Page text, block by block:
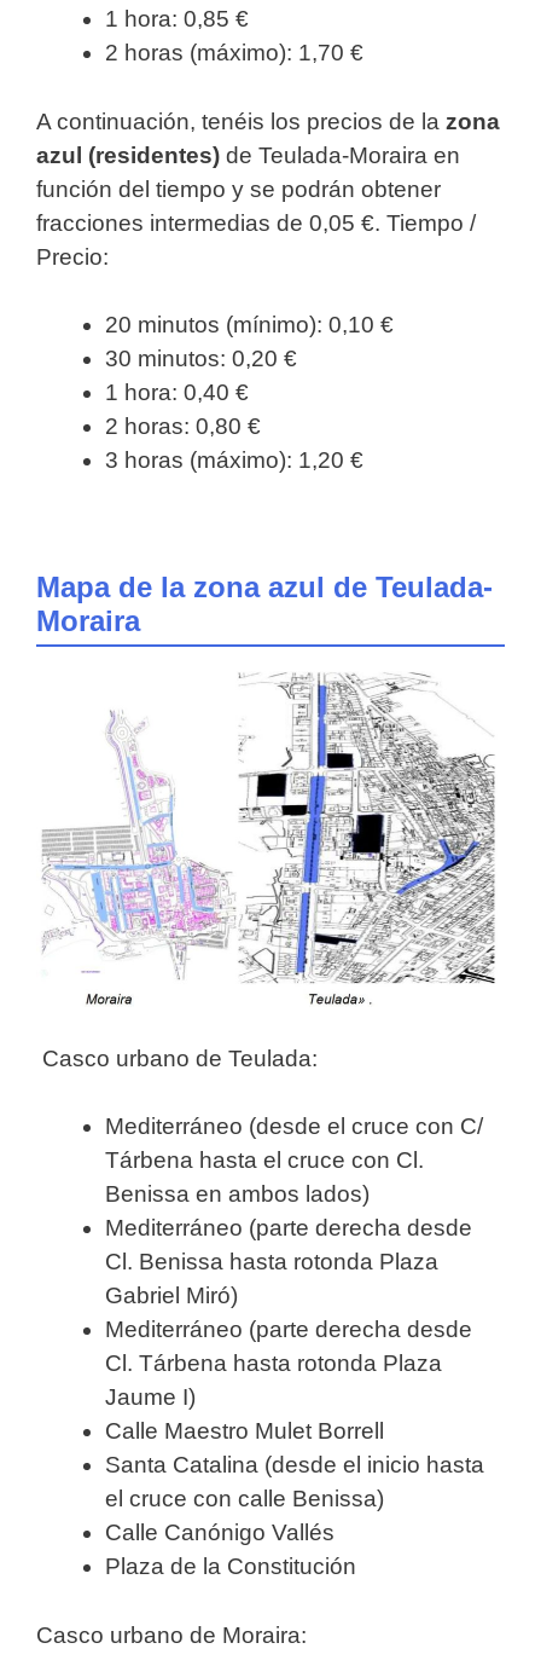
1 hora: 0,85 €
2 horas (máximo): 1,70 €
A continuación, tenéis los precios de la zona
azul (residentes) de Teulada-Moraira en
función del tiempo y se podrán obtener
fracciones intermedias de 0,05 €. Tiempo /
Precio:
20 minutos (mínimo): 0,10 €
30 minutos: 0,20 €
1 hora: 0,40 €
2 horas: 0,80 €
3 horas (máximo): 1,20 €
Mapa de la zona azul de Teulada-
Moraira
Casco urbano de Teulada:
Mediterráneo (desde el cruce con C/
Tárbena hasta el cruce con Cl.
Benissa en ambos lados)
Mediterráneo (parte derecha desde
Cl. Benissa hasta rotonda Plaza
Gabriel Miró)
Mediterráneo (parte derecha desde
Cl. Tárbena hasta rotonda Plaza
Jaume I)
Calle Maestro Mulet Borrell
Santa Catalina (desde el inicio hasta
el cruce con calle Benissa)
Calle Canónigo Vallés
Plaza de la Constitución
Casco urbano de Moraira: